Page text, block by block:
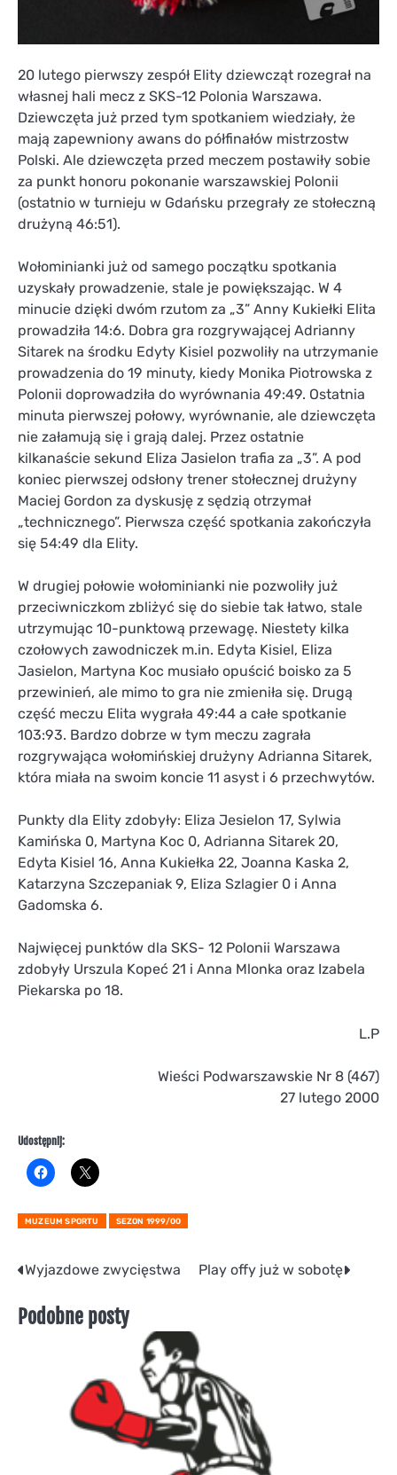
20 lutego pierwszy zespół Elity dziewcząt rozegrał na
własnej hali mecz z SKS-12 Polonia Warszawa.
Dziewczęta już przed tym spotkaniem wiedziały, że
mają zapewniony awans do półfinałów mistrzostw
Polski. Ale dziewczęta przed meczem postawiły sobie
za punkt honoru pokonanie warszawskiej Polonii
(ostatnio w turnieju w Gdańsku przegrały ze stołeczną
drużyną 46:51).
Wołominianki już od samego początku spotkania
uzyskały prowadzenie, stale je powiększając. W 4
minucie dzięki dwóm rzutom za „3” Anny Kukiełki Elita
prowadziła 14:6. Dobra gra rozgrywającej Adrianny
Sitarek na środku Edyty Kisiel pozwoliły na utrzymanie
prowadzenia do 19 minuty, kiedy Monika Piotrowska z
Polonii doprowadziła do wyrównania 49:49. Ostatnia
minuta pierwszej połowy, wyrównanie, ale dziewczęta
nie załamują się i grają dalej. Przez ostatnie
kilkanaście sekund Eliza Jasielon trafia za „3”. A pod
koniec pierwszej odsłony trener stołecznej drużyny
Maciej Gordon za dyskusję z sędzią otrzymał
„technicznego”. Pierwsza część spotkania zakończyła
się 54:49 dla Elity.
W drugiej połowie wołominianki nie pozwoliły już
przeciwniczkom zbliżyć się do siebie tak łatwo, stale
utrzymując 10-punktową przewagę. Niestety kilka
czołowych zawodniczek m.in. Edyta Kisiel, Eliza
Jasielon, Martyna Koc musiało opuścić boisko za 5
przewinień, ale mimo to gra nie zmieniła się. Drugą
część meczu Elita wygrała 49:44 a całe spotkanie
103:93. Bardzo dobrze w tym meczu zagrała
rozgrywająca wołomińskiej drużyny Adrianna Sitarek,
która miała na swoim koncie 11 asyst i 6 przechwytów.
Punkty dla Elity zdobyły: Eliza Jesielon 17, Sylwia
Kamińska 0, Martyna Koc 0, Adrianna Sitarek 20,
Edyta Kisiel 16, Anna Kukiełka 22, Joanna Kaska 2,
Katarzyna Szczepaniak 9, Eliza Szlagier 0 i Anna
Gadomska 6.
Najwięcej punktów dla SKS- 12 Polonii Warszawa
zdobyły Urszula Kopeć 21 i Anna Mlonka oraz Izabela
Piekarska po 18.
L.P
Wieści Podwarszawskie Nr 8 (467)
27 lutego 2000
Udostępnij:
MUZEUM SPORTU SEZON 1999/00
Nawigacja
wpisu
Wyjazdowe zwycięstwa Play offy już w sobotę
Podobne posty